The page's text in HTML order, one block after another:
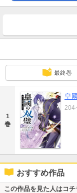
最終巻
1
巻
皇
204
おすすめ作品
この作品を見た人はコ